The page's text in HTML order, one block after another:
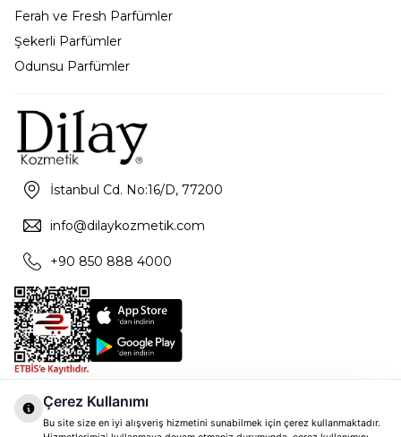
Ferah ve Fresh Parfümler
Şekerli Parfümler
Odunsu Parfümler
İstanbul Cd. No:16/D, 77200
info@dilaykozmetik.com
+90 850 888 4000
Çerez Kullanımı
Bu site size en iyi alışveriş hizmetini sunabilmek için çerez kullanmaktadır.